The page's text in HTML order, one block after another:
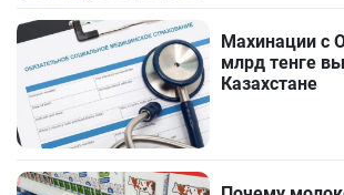
Махинации с
млрд тенге
Казахстане